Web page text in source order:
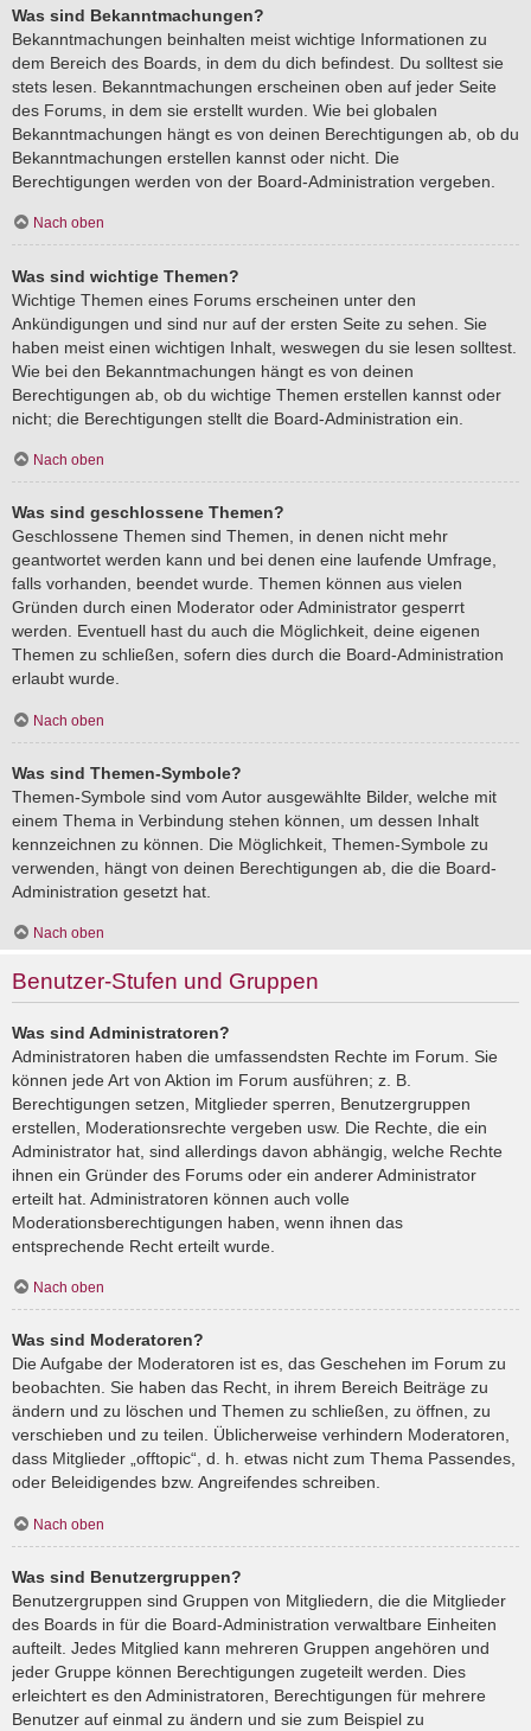
Was sind Bekanntmachungen?
Bekanntmachungen beinhalten meist wichtige Informationen zu
dem Bereich des Boards, in dem du dich befindest. Du solltest sie
stets lesen. Bekanntmachungen erscheinen oben auf jeder Seite
des Forums, in dem sie erstellt wurden. Wie bei globalen
Bekanntmachungen hängt es von deinen Berechtigungen ab, ob du
Bekanntmachungen erstellen kannst oder nicht. Die
Berechtigungen werden von der Board-Administration vergeben.
Nach oben
Was sind wichtige Themen?
Wichtige Themen eines Forums erscheinen unter den
Ankündigungen und sind nur auf der ersten Seite zu sehen. Sie
haben meist einen wichtigen Inhalt, weswegen du sie lesen solltest.
Wie bei den Bekanntmachungen hängt es von deinen
Berechtigungen ab, ob du wichtige Themen erstellen kannst oder
nicht; die Berechtigungen stellt die Board-Administration ein.
Nach oben
Was sind geschlossene Themen?
Geschlossene Themen sind Themen, in denen nicht mehr
geantwortet werden kann und bei denen eine laufende Umfrage,
falls vorhanden, beendet wurde. Themen können aus vielen
Gründen durch einen Moderator oder Administrator gesperrt
werden. Eventuell hast du auch die Möglichkeit, deine eigenen
Themen zu schließen, sofern dies durch die Board-Administration
erlaubt wurde.
Nach oben
Was sind Themen-Symbole?
Themen-Symbole sind vom Autor ausgewählte Bilder, welche mit
einem Thema in Verbindung stehen können, um dessen Inhalt
kennzeichnen zu können. Die Möglichkeit, Themen-Symbole zu
verwenden, hängt von deinen Berechtigungen ab, die die Board-
Administration gesetzt hat.
Nach oben
Benutzer-Stufen und Gruppen
Was sind Administratoren?
Administratoren haben die umfassendsten Rechte im Forum. Sie
können jede Art von Aktion im Forum ausführen; z. B.
Berechtigungen setzen, Mitglieder sperren, Benutzergruppen
erstellen, Moderationsrechte vergeben usw. Die Rechte, die ein
Administrator hat, sind allerdings davon abhängig, welche Rechte
ihnen ein Gründer des Forums oder ein anderer Administrator
erteilt hat. Administratoren können auch volle
Moderationsberechtigungen haben, wenn ihnen das
entsprechende Recht erteilt wurde.
Nach oben
Was sind Moderatoren?
Die Aufgabe der Moderatoren ist es, das Geschehen im Forum zu
beobachten. Sie haben das Recht, in ihrem Bereich Beiträge zu
ändern und zu löschen und Themen zu schließen, zu öffnen, zu
verschieben und zu teilen. Üblicherweise verhindern Moderatoren,
dass Mitglieder „offtopic“, d. h. etwas nicht zum Thema Passendes,
oder Beleidigendes bzw. Angreifendes schreiben.
Nach oben
Was sind Benutzergruppen?
Benutzergruppen sind Gruppen von Mitgliedern, die die Mitglieder
des Boards in für die Board-Administration verwaltbare Einheiten
aufteilt. Jedes Mitglied kann mehreren Gruppen angehören und
jeder Gruppe können Berechtigungen zugeteilt werden. Dies
erleichtert es den Administratoren, Berechtigungen für mehrere
Benutzer auf einmal zu ändern und sie zum Beispiel zu